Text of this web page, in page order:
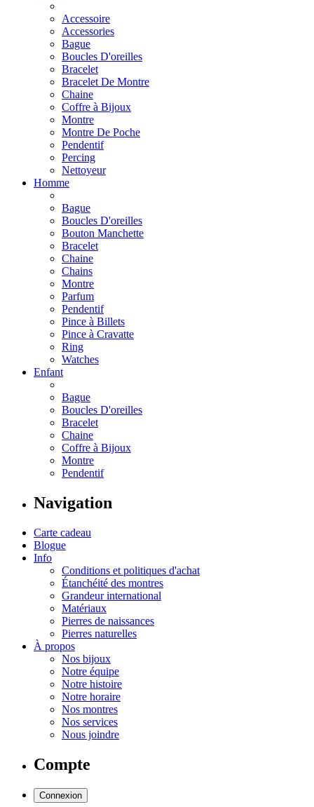
Accessoire
Accessories
Bague
Boucles D'oreilles
Bracelet
Bracelet De Montre
Chaine
Coffre à Bijoux
Montre
Montre De Poche
Pendentif
Percing
Nettoyeur
Homme
Bague
Boucles D'oreilles
Bouton Manchette
Bracelet
Chaine
Chains
Montre
Parfum
Pendentif
Pince à Billets
Pince à Cravatte
Ring
Watches
Enfant
Bague
Boucles D'oreilles
Bracelet
Chaine
Coffre à Bijoux
Montre
Pendentif
Navigation
Carte cadeau
Blogue
Info
Conditions et politiques d'achat
Étanchéité des montres
Grandeur international
Matériaux
Pierres de naissances
Pierres naturelles
À propos
Nos bijoux
Notre équipe
Notre histoire
Notre horaire
Nos montres
Nos services
Nous joindre
Compte
Connexion